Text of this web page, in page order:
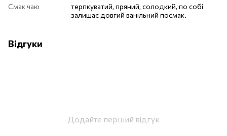
Смак чаю
терпкуватий, пряний, солодкий, по собі
залишає довгий ванільний посмак.
Відгуки
Додайте перший відгук